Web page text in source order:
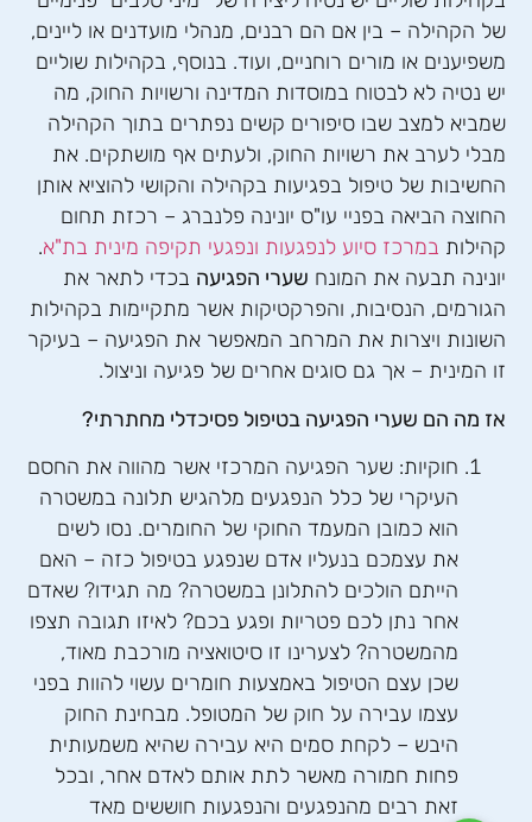
של הקהילה – בין אם הם רבנים, מנהלי מועדנים או ליינים,
משפיענים או מורים רוחניים, ועוד. בנוסף, בקהילות שוליים
יש נטיה לא לבטוח במוסדות המדינה ורשויות החוק, מה
שמביא למצב שבו סיפורים קשים נפתרים בתוך הקהילה
מבלי לערב את רשויות החוק, ולעתים אף מושתקים. את
החשיבות של טיפול בפגיעות בקהילה והקושי להוציא אותן
החוצה הביאה בפניי עו"ס יונינה פלנברג – רכזת תחום
קהילות במרכז סיוע לנפגעות ונפגעי תקיפה מינית בת"א.
יונינה תבעה את המונח שערי הפגיעהבכדי לתאר את
הגורמים, הנסיבות, והפרקטיקות אשר מתקיימות בקהילות
השונות ויצרות את המרחב המאפשר את הפגיעה – בעיקר
זו המינית – אך גם סוגים אחרים של פגיעה וניצול.
אז מה הם שערי הפגיעה בטיפול פסיכדלי מחתרתי?
חוקיות: שער הפגיעה המרכזי אשר מהווה את החסם
העיקרי של כלל הנפגעים מלהגיש תלונה במשטרה
הוא כמובן המעמד החוקי של החומרים. נסו לשים
את עצמכם בנעליו אדם שנפגע בטיפול כזה – האם
הייתם הולכים להתלונן במשטרה? מה תגידו? שאדם
אחר נתן לכם פטריות ופגע בכם? לאיזו תגובה תצפו
מהמשטרה? לצערינו זו סיטואציה מורכבת מאוד,
שכן עצם הטיפול באמצעות חומרים עשוי להוות בפני
עצמו עבירה על חוק של המטופל. מבחינת החוק
היבש – לקחת סמים היא עבירה שהיא משמעותית
פחות חמורה מאשר לתת אותם לאדם אחר, ובכל
זאת רבים מהנפגעים והנפגעות חוששים מאד